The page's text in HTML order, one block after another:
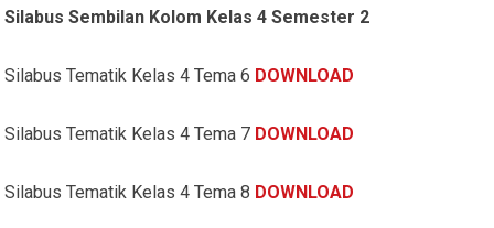
Silabus Sembilan Kolom Kelas 4 Semester 2
Silabus Tematik Kelas 4 Tema 6 DOWNLOAD
Silabus Tematik Kelas 4 Tema 7 DOWNLOAD
Silabus Tematik Kelas 4 Tema 8 DOWNLOAD